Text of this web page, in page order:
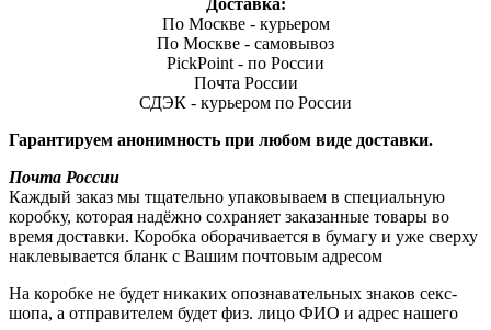
Доставка:
По Москве - курьером
По Москве - самовывоз
PickPoint - по России
Почта России
СДЭК - курьером по России
Гарантируем анонимность при любом виде доставки.
Почта России
Каждый заказ мы тщательно упаковываем в специальную
коробку, которая надёжно сохраняет заказанные товары во
время доставки. Коробка оборачивается в бумагу и уже сверху
наклевывается бланк с Вашим почтовым адресом
На коробке не будет никаких опознавательных знаков секс-
шопа, а отправителем будет физ. лицо ФИО и адрес нашего